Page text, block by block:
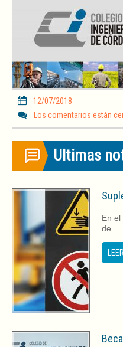
12/07/2018
Los comentarios están
Ultimas
En el
de…